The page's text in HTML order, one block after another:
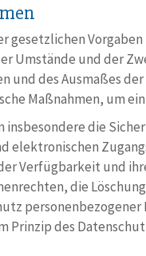
gesetzlichen
Umstände und der
und des Ausmaßes
Maßnahmen, um
insbesondere die
elektronischen
Verfügbarkeit und
die
Prinzip des